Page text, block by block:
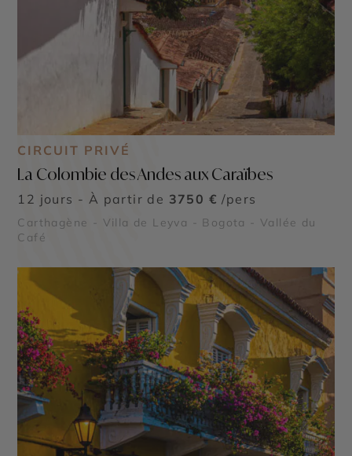
CIRCUIT PRIVÉ
La Colombie des Andes aux Caraïbes
12 jours - À partir de 3750 € /pers
Carthagène - Villa de Leyva - Bogota - Vallée du
Café